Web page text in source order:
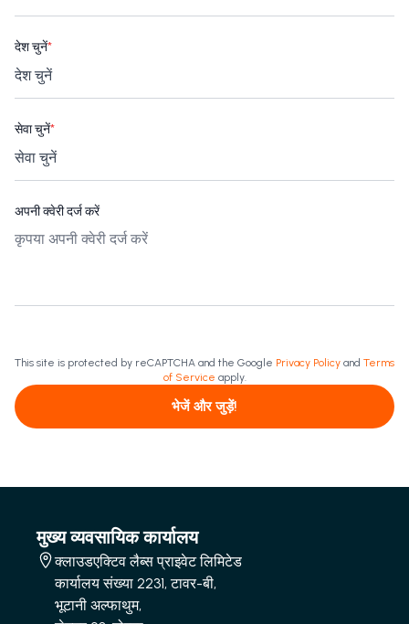
देश चुनें*
सेवा चुनें*
अपनी क्वेरी दर्ज करें
This site is protected by reCAPTCHA and the Google Privacy Policy and Terms
of Service apply.
भेजें और जुड़ें!
मुख्य व्यवसायिक कार्यालय
क्लाउडएक्टिव लैब्स प्राइवेट लिमिटेड
कार्यालय संख्या 2231, टावर-बी,
भूटानी अल्फाथुम,